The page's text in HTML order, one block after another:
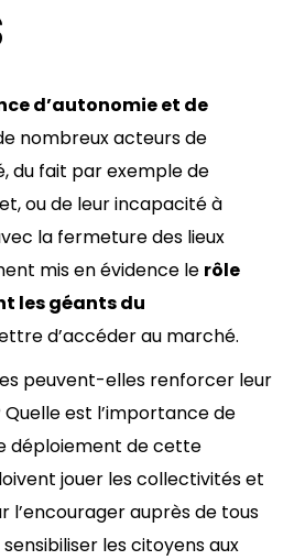
d’autonomie et de
nombreux acteurs de
du fait par exemple de
ou de leur incapacité à
la fermeture des lieux
mis en évidence le rôle
les géants du
d’accéder au marché.
peuvent-elles renforcer leur
est l’importance de
déploiement de cette
jouer les collectivités et
l’encourager auprès de tous
les citoyens aux